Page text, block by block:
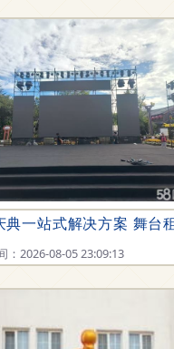
典一站式解决方案 舞台
：2026-08-05 23:09:13